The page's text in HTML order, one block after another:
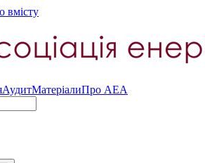
вмісту
АудитМатеріалиПро AEA